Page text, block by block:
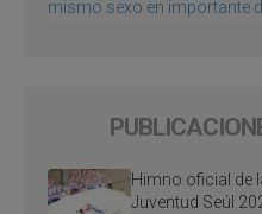
mismo sexo en importante
Himno oficial de
Juventud Seúl